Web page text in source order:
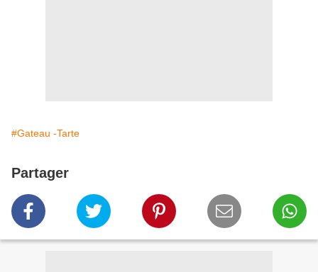
#Gateau -Tarte
Partager